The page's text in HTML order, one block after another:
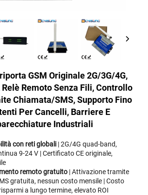
GSM Originale 2G/3G/4G,
Remoto Senza Fili, Controllo
Chiamata/SMS, Supporto Fino
Per Cancelli, Barriere E
Industriali
con reti globali | 2G/4G quad-band,
9-24 V | Certificato CE originale,
remoto gratuito | Attivazione tramite
gratuita, nessun costo mensile | Costo
a lungo termine, elevato ROI